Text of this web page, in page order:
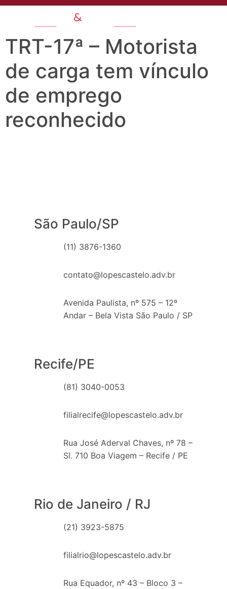
TRT-17ª – Motorista
de carga tem vínculo
de emprego
reconhecido
São Paulo/SP
(11) 3876-1360
contato@lopescastelo.adv.br
Avenida Paulista, nº 575 – 12º
Andar – Bela Vista São Paulo / SP
Recife/PE
(81) 3040-0053
filialrecife@lopescastelo.adv.br
Rua José Aderval Chaves, nº 78 –
Sl. 710 Boa Viagem – Recife / PE
Rio de Janeiro / RJ
(21) 3923-5875
filialrio@lopescastelo.adv.br
Rua Equador, nº 43 – Bloco 3 –